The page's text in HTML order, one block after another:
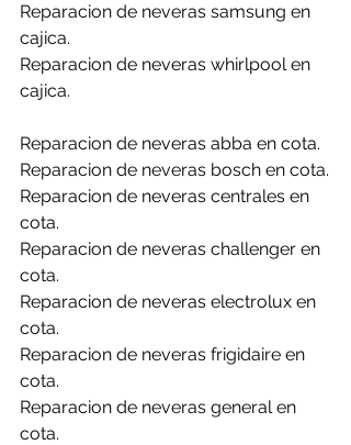
Reparacion de neveras samsung en
cajica.
Reparacion de neveras whirlpool en
cajica.
Reparacion de neveras abba en cota.
Reparacion de neveras bosch en cota.
Reparacion de neveras centrales en
cota.
Reparacion de neveras challenger en
cota.
Reparacion de neveras electrolux en
cota.
Reparacion de neveras frigidaire en
cota.
Reparacion de neveras general en
cota.